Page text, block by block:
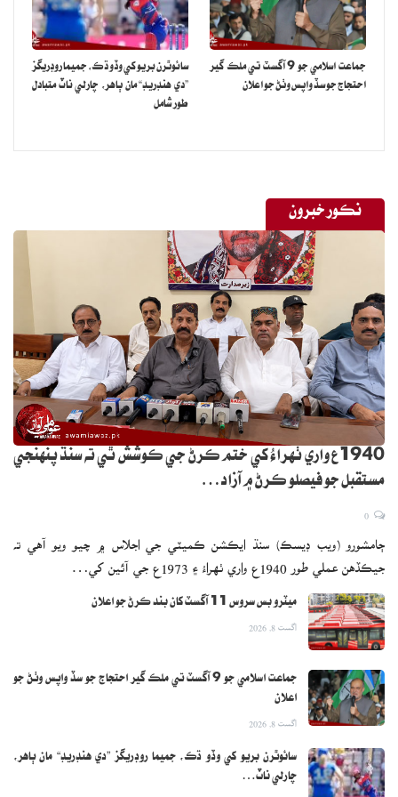
جماعت اسلامي جو 9 آگسٽ تي ملڪ گير
احتجاج جو سڏ واپس وٺڻ جو اعلان
سائوٿرن بريو کي وڏو ڌڪ، جميما روڊريگز
”دي هنڊريڊ“ مان ٻاهر، چارلي ناٽ متبادل
طور شامل
نڪور خبرون
1940ع واري ٺهراءُ کي ختم ڪرڻ جي ڪوشش ٿي ته سنڌ پنهنجي
مستقبل جو فيصلو ڪرڻ ۾ آزاد…
ڄامشورو (ويب ڊيسڪ) سنڌ ايڪشن ڪميٽي جي اجلاس ۾ چيو ويو آهي ته
جيڪڏهن عملي طور 1940ع واري ٺهراءُ ۽ 1973ع جي آئين کي…
ميٽرو بس سروس 11 آگسٽ کان بند ڪرڻ جو اعلان
اگست 8, 2026
جماعت اسلامي جو 9 آگسٽ تي ملڪ گير احتجاج جو سڏ واپس وٺڻ جو
اعلان
اگست 8, 2026
سائوٿرن بريو کي وڏو ڌڪ، جميما روڊريگز ”دي هنڊريڊ“ مان ٻاهر،
چارلي ناٽ…